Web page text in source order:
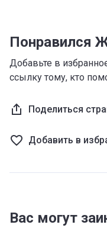
Понравился
Добавьте в
ссылку тому, кто
Поделиться
Добавить в
Вас могут